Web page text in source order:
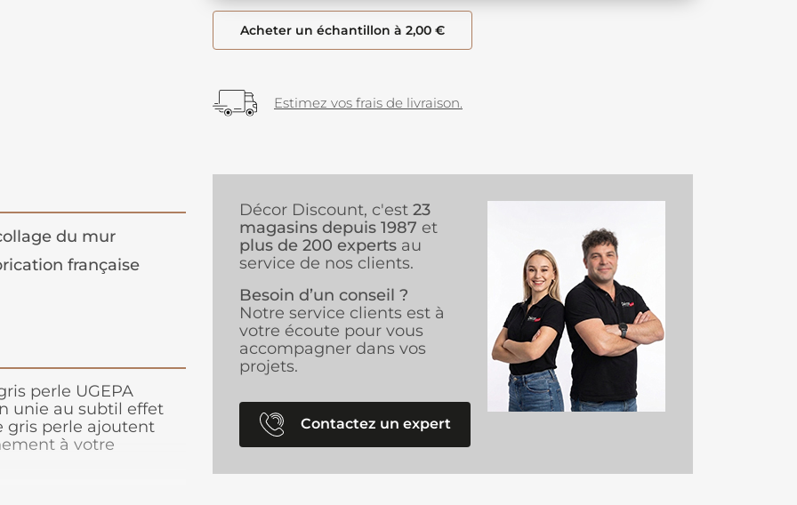
Acheter un échantillon à 2,00 €
Estimez vos frais de livraison.
du mur
française
perle UGEPA
unie au subtil effet
gris perle ajoutent
à votre
complexe, il
Décor Discount, c'est 23
magasins depuis 1987 et
plus de 200 experts au
service de nos clients.
Besoin d’un conseil ?
Notre service clients est à
votre écoute pour vous
accompagner dans vos
projets.
Contactez un expert